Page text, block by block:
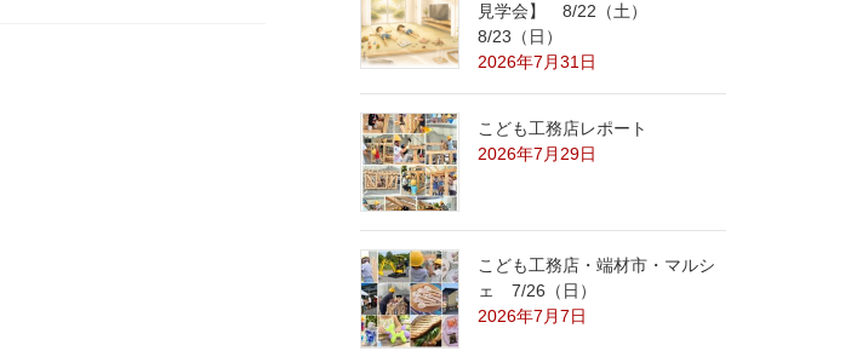
見学会】 8/22（土）
8/23（日）
2026年7月31日
こども工務店レポート
2026年7月29日
こども工務店・端材市・マルシ
ェ 7/26（日）
2026年7月7日